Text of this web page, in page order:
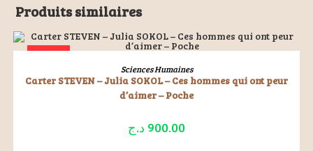
Produits similaires
LIRE LA SUITE
Sciences Humaines
Carter STEVEN – Julia SOKOL – Ces hommes qui ont peur
d’aimer – Poche
900.00 د.ج